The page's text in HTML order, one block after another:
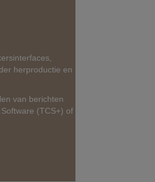
herproductie en
van berichten
(TCS+) of